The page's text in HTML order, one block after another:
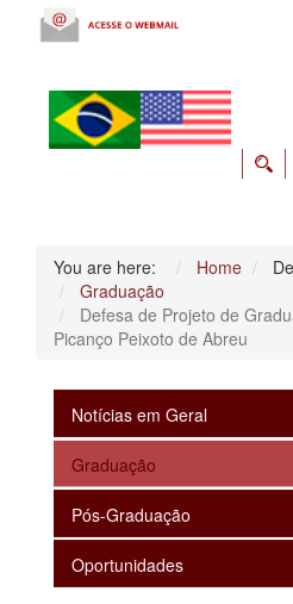
You are here: Home
Graduação
Defesa de Projeto de
Picanço Peixoto de Abreu
Notícias em Geral
Graduação
Pós-Graduação
Oportunidades